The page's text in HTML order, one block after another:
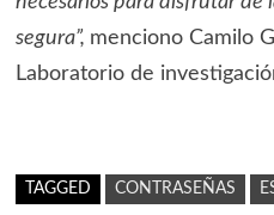
segura”, menciono Camilo
Laboratorio de
TAGGED CONTRASEÑAS